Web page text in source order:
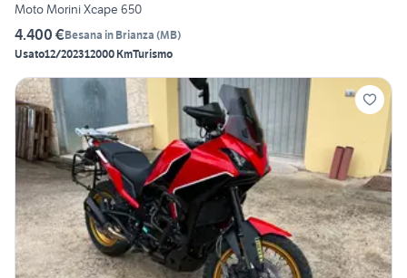
Moto Morini Xcape 650
4.400 €Besana in Brianza (MB)
Usato12/202312000 KmTurismo